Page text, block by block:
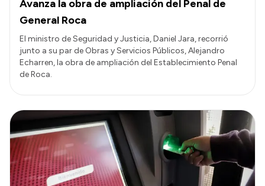
Avanza la obra de ampliación del Penal de
General Roca
El ministro de Seguridad y Justicia, Daniel Jara, recorrió
junto a su par de Obras y Servicios Públicos, Alejandro
Echarren, la obra de ampliación del Establecimiento Penal
de Roca.